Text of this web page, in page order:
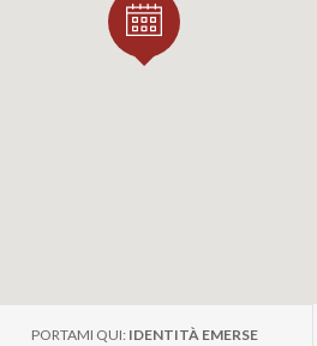
PORTAMI QUI: IDENTITÀ EMERSE